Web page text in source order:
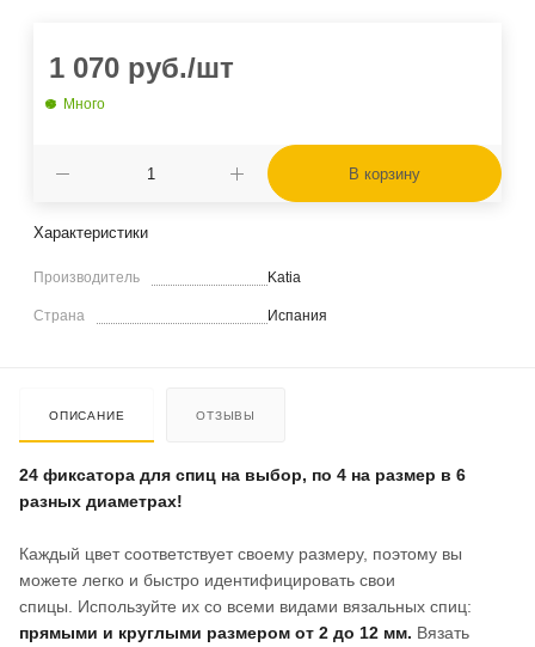
1 070 руб./шт
Много
В корзину
Характеристики
Производитель Katia
Страна Испания
ОПИСАНИЕ ОТЗЫВЫ
24 фиксатора для спиц на выбор, по 4 на размер в 6
разных диаметрах!
Каждый цвет соответствует своему размеру, поэтому вы
можете легко и быстро идентифицировать свои
спицы. Используйте их со всеми видами вязальных спиц:
прямыми и круглыми размером от 2 до 12 мм. Вязать